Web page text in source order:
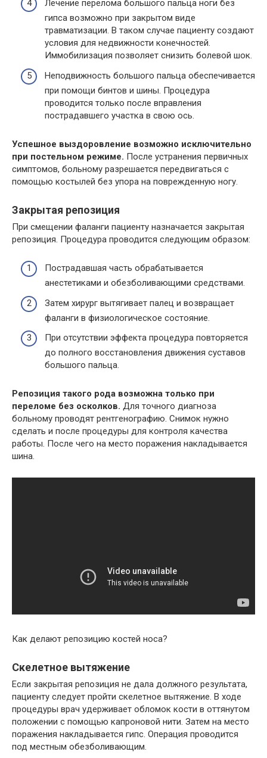
Лечение перелома большого пальца ноги без
гипса возможно при закрытом виде
травматизации. В таком случае пациенту создают
условия для недвижности конечностей.
Иммобилизация позволяет снизить болевой шок.
Неподвижность большого пальца обеспечивается
при помощи бинтов и шины. Процедура
проводится только после вправления
пострадавшего участка в свою ось.
Успешное выздоровление возможно исключительно
при постельном режиме. После устранения первичных
симптомов, больному разрешается передвигаться с
помощью костылей без упора на поврежденную ногу.
Закрытая репозиция
При смещении фаланги пациенту назначается закрытая
репозиция. Процедура проводится следующим образом:
Пострадавшая часть обрабатывается
анестетиками и обезболивающими средствами.
Затем хирург вытягивает палец и возвращает
фаланги в физиологическое состояние.
При отсутствии эффекта процедура повторяется
до полного восстановления движения суставов
большого пальца.
Репозиция такого рода возможна только при
переломе без осколков. Для точного диагноза
больному проводят рентгенографию. Снимок нужно
сделать и после процедуры для контроля качества
работы. После чего на место поражения накладывается
шина.
Как делают репозицию костей носа?
Скелетное вытяжение
Если закрытая репозиция не дала должного результата,
пациенту следует пройти скелетное вытяжение. В ходе
процедуры врач удерживает обломок кости в оттянутом
положении с помощью капроновой нити. Затем на место
поражения накладывается гипс. Операция проводится
под местным обезболивающим.